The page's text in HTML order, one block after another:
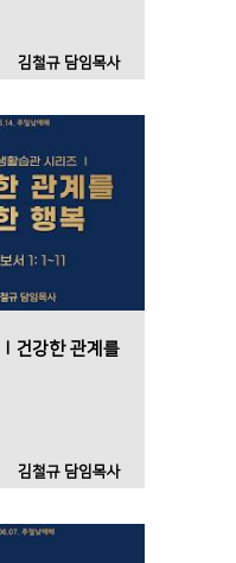
김철규 담임목사
건강한 관계를
김철규 담임목사